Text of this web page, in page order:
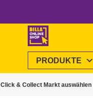
PRODUKTE expand_more
Click & Collect Markt auswählen